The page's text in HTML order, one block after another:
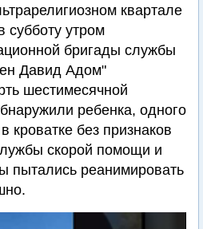
квартале
утром
бригады службы
Давид Адом"
шестимесячной
ребенка, одного
кроватке без признаков
скорой помощи и
пытались реанимировать